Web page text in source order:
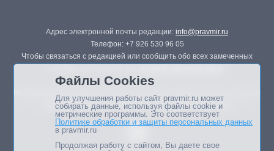
Адрес электронной почты редакции: info@pravmir.ru
Телефон: +7 926 530 96 05
Чтобы связаться с редакцией или сообщить обо всех замеченных
Републикация материалов сайта в печатных изданиях (книгах, прессе)
возможна только с письменного разрешения редакции.
Файлы Cookies
Для улучшения работы сайт pravmir.ru может
собирать данные, используя файлы cookie и
метрические программы. Это соответствует
Политике обработки и защиты персональных данных
в pravmir.ru
Продолжая работу с сайтом, Вы даете свое